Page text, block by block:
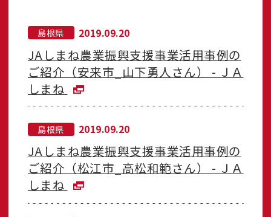
島根県 2019.09.20
JAしまね農業振興支援事業活用事例の
ご紹介（安来市_山下勇人さん） - ＪＡ
しまね
島根県 2019.09.20
JAしまね農業振興支援事業活用事例の
ご紹介（松江市_高松和範さん） - ＪＡ
しまね